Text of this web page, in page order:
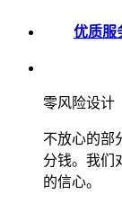
优质服
零风险设计
不放心的部
分钱。我们
的信心。